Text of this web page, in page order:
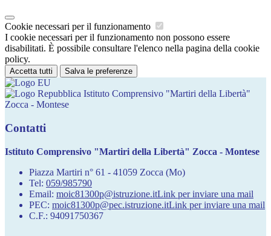
Cookie necessari per il funzionamento
I cookie necessari per il funzionamento non possono essere
disabilitati. È possibile consultare l'elenco nella pagina della cookie
policy.
Accetta tutti Salva le preferenze
Istituto Comprensivo "Martiri della Libertà"
Zocca - Montese
Contatti
Istituto Comprensivo "Martiri della Libertà" Zocca - Montese
Piazza Martiri n° 61 - 41059 Zocca (Mo)
Tel: 059/985790
Email: moic81300p@istruzione.itLink per inviare una mail
PEC: moic81300p@pec.istruzione.itLink per inviare una mail
C.F.: 94091750367